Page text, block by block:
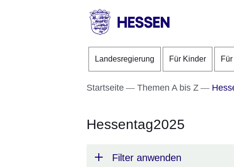
Direkt zum Kopf der Seite
Direkt zum Inhalt
Direkt zum Fuß der Seite
Landesregierung
Landesregierung Für Kinder
Startseite Themen A bis Z
Hessentag2025
Filter anwenden